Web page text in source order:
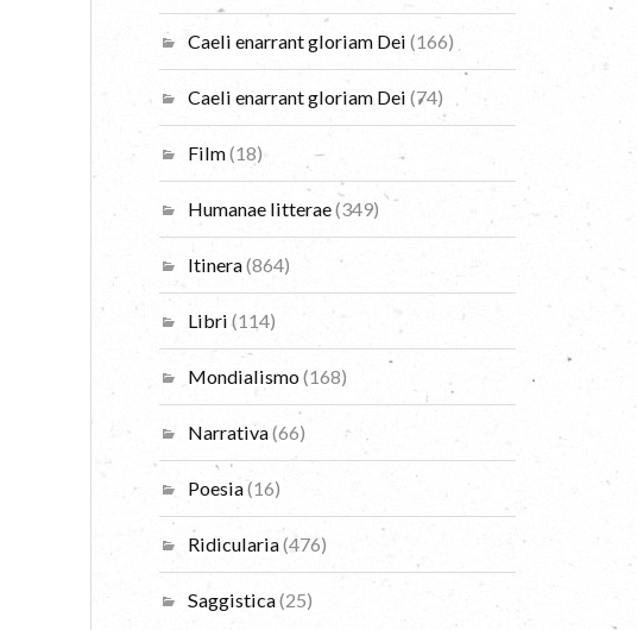
Caeli enarrant gloriam Dei (166)
Caeli enarrant gloriam Dei (74)
Film(18)
Humanae litterae(349)
Itinera(864)
Libri (114)
Mondialismo(168)
Narrativa(66)
Poesia(16)
Ridicularia(476)
Saggistica(25)